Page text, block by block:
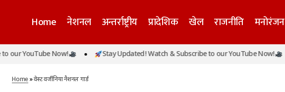
Home नेशनल अन्तर्राष्ट्रीय प्रादेशिक खेल राजनीति मनोरंजन
YouTube Now! Stay Updated! Watch & Subscribe to our YouTube Now!
Home»वेस्ट वर्जीनिया नैशनल गार्ड